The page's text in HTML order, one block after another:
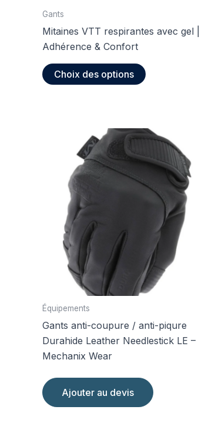
Gants
Mitaines VTT respirantes avec gel |
Adhérence & Confort
Choix des options
produit
variations.
Les
options
peuvent
être
choisies
page
du
produit
Équipements
Gants anti-coupure / anti-piqure
Durahide Leather Needlestick LE –
Mechanix Wear
Ajouter au devis